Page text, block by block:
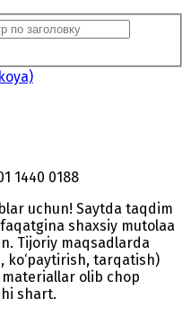
1440 0188
uchun! Saytda taqdim
shaxsiy mutolaa
Tijoriy maqsadlarda
ko‘paytirish, tarqatish)
olib chop
shart.